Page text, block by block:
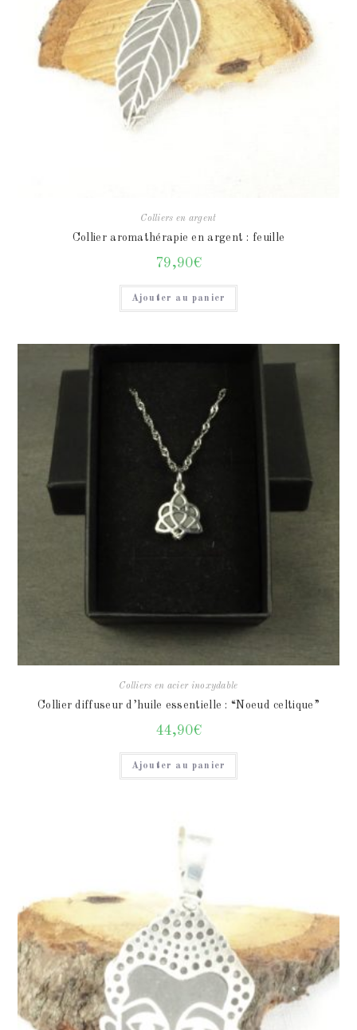
Colliers en argent
Collier aromathérapie en argent : feuille
79,90€
Ajouter au panier
Colliers en acier inoxydable
Collier diffuseur d’huile essentielle : “Noeud celtique”
44,90€
Ajouter au panier